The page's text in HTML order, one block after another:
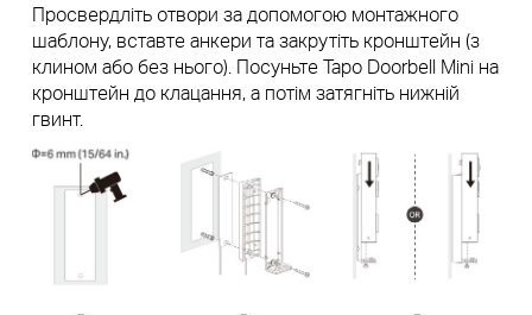
Просвердліть отвори за допомогою монтажного
шаблону, вставте анкери та закрутіть кронштейн (з
клином або без нього). Посуньте Tapo Doorbell Mini на
кронштейн до клацання, а потім затягніть нижній
гвинт.